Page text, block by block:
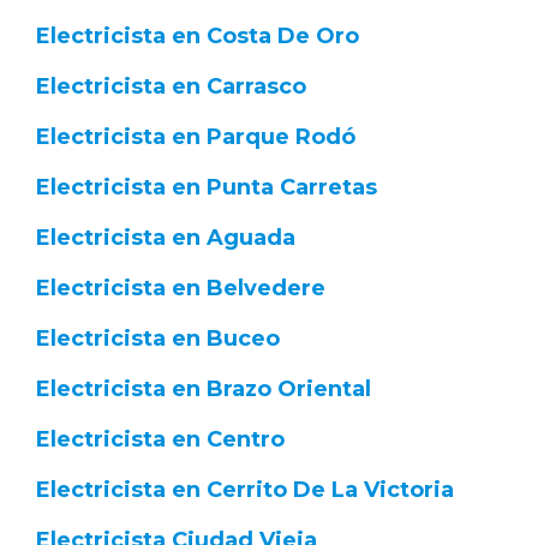
Electricista en Costa De Oro
Electricista en Carrasco
Electricista en Parque Rodó
Electricista en Punta Carretas
Electricista en Aguada
Electricista en Belvedere
Electricista en Buceo
Electricista en Brazo Oriental
Electricista en Centro
Electricista en Cerrito De La Victoria